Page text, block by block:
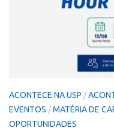
Agenda
Premiações
PRPI/USP
InovaUSP
Comunicação
ACONTECE NA USP /
EVENTOS /MATÉRIA DE
OPORTUNIDADES